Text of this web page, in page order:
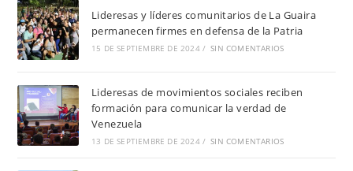
Lideresas y líderes comunitarios de La Guaira
permanecen firmes en defensa de la Patria
15 DE SEPTIEMBRE DE 2024 / SIN COMENTARIOS
Lideresas de movimientos sociales reciben
formación para comunicar la verdad de
Venezuela
13 DE SEPTIEMBRE DE 2024 / SIN COMENTARIOS